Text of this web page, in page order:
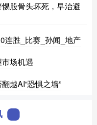
股骨头坏死，早治避
连胜_比赛_孙闻_地产
场机遇
越AI“恐惧之墙”